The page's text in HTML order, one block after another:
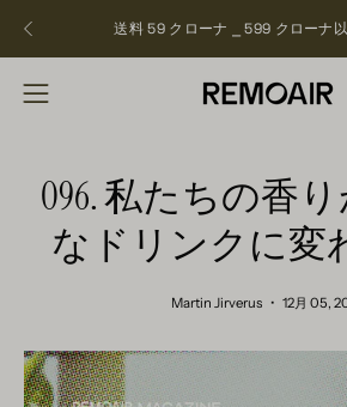
送料 59 クローナ ⎯ 599 クローナ
ナ
ー
開
く
096. 私たちの香
なドリンクに変
Martin Jirverus 12月 05,